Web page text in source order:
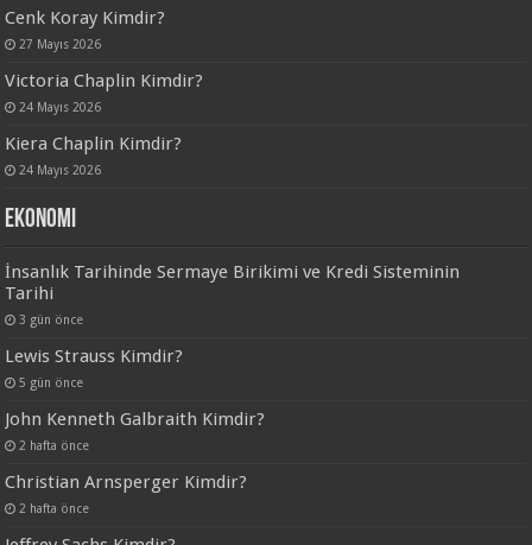
Cenk Koray Kimdir?
27 Mayıs 2026
Victoria Chaplin Kimdir?
24 Mayıs 2026
Kiera Chaplin Kimdir?
24 Mayıs 2026
Ekonomi
İnsanlık Tarihinde Sermaye Birikimi ve Kredi Sisteminin
Tarihi
3 gün önce
Lewis Strauss Kimdir?
5 gün önce
John Kenneth Galbraith Kimdir?
2 hafta önce
Christian Arnsperger Kimdir?
2 hafta önce